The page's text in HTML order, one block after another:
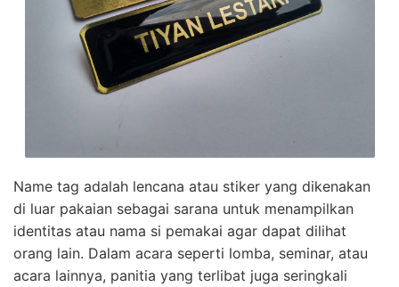
Name tag adalah lencana atau stiker yang dikenakan
di luar pakaian sebagai sarana untuk menampilkan
identitas atau nama si pemakai agar dapat dilihat
orang lain. Dalam acara seperti lomba, seminar, atau
acara lainnya, panitia yang terlibat juga seringkali